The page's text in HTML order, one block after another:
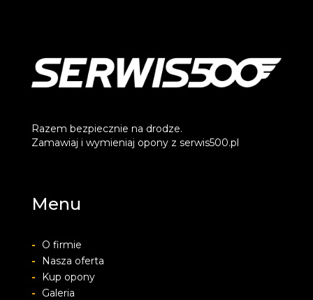
Razem bezpiecznie na drodze.
Zamawiaj i wymieniaj opony z serwis500.pl
Menu
-
O firmie
-
Nasza oferta
-
Kup opony
-
Galeria